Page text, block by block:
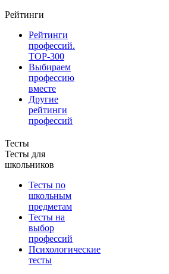
Рейтинги
Рейтинги
профессий.
TOP-300
Выбираем
профессию
вместе
Другие
рейтинги
профессий
Тесты
Тесты для
школьников
Тесты по
школьным
предметам
Тесты на
выбор
профессий
Психологические
тесты